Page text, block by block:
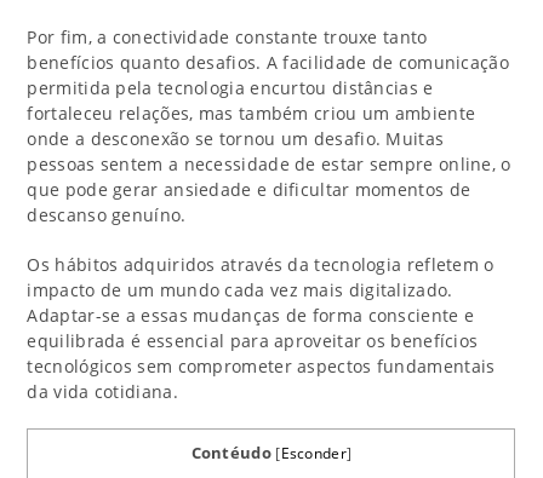
Por fim, a conectividade constante trouxe tanto
benefícios quanto desafios. A facilidade de comunicação
permitida pela tecnologia encurtou distâncias e
fortaleceu relações, mas também criou um ambiente
onde a desconexão se tornou um desafio. Muitas
pessoas sentem a necessidade de estar sempre online, o
que pode gerar ansiedade e dificultar momentos de
descanso genuíno.
Os hábitos adquiridos através da tecnologia refletem o
impacto de um mundo cada vez mais digitalizado.
Adaptar-se a essas mudanças de forma consciente e
equilibrada é essencial para aproveitar os benefícios
tecnológicos sem comprometer aspectos fundamentais
da vida cotidiana.
Contéudo [Esconder]